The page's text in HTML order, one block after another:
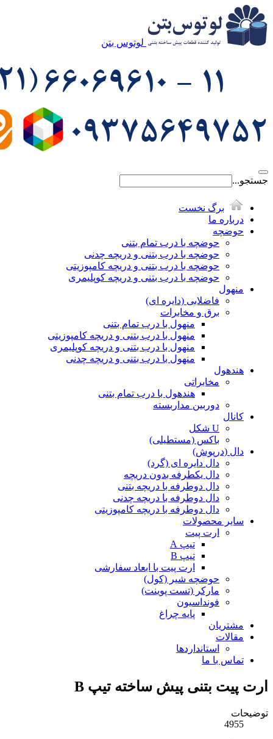
لوتوس بتن
جستجو...
برگ نخست
درباره ما
حوضچه
حوضچه با درب تمام بتنی
حوضچه با درب بتنی و دریچه چدنی
حوضچه با درب بتنی و دریچه کامپوزیتی
حوضچه با درب بتنی و دریچه کوپلیمری
منهول
فاضلابی (دایره ای)
برق و مخابرات
منهول با درب تمام بتنی
منهول با درب بتنی و دریچه کامپوزیتی
منهول با درب بتنی و دریچه کوپلیمری
منهول با درب بتنی و دریچه چدنی
هندهول
مخابراتی
هندهول با درب تمام بتنی
دوربین مداربسته
کانال
U شکل
باکس (مستطیلی)
دال (درپوش)
دال دایره ای (گرد)
دال یکطرفه بدون دریچه
دال دوطرفه با دریچه بتنی
دال دوطرفه با دریچه چدنی
دال دوطرفه با دریچه کامپوزیتی
سایر محصولات
ارت پیت
تیپ A
تیپ B
ارت پیت با ابعاد سفارشی
حوضچه شیر (کول)
مارکر (تست پوینت)
فونداسیون
پایه چراغ
مشتریان
مقالات
استانداردها
تماس با ما
ارت پیت بتنی پیش ساخته تیپ B
توضیحات
4955